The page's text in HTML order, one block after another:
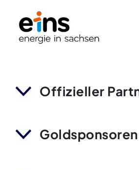
Offizieller
Goldsponsoren